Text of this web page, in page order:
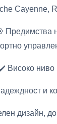
Предимства
Високо ниво
и
дизайн,